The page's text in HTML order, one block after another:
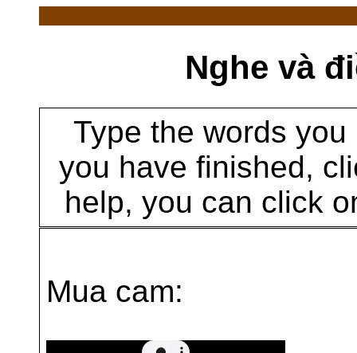
Nghe và
Type the words
you have finished,
help, you can click
Mua cam: